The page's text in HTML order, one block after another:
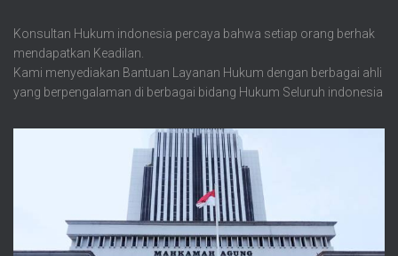
Konsultan Hukum indonesia percaya bahwa setiap orang berhak
mendapatkan Keadilan.
Kami menyediakan Bantuan Layanan Hukum dengan berbagai ahli
yang berpengalaman di berbagai bidang Hukum Seluruh indonesia